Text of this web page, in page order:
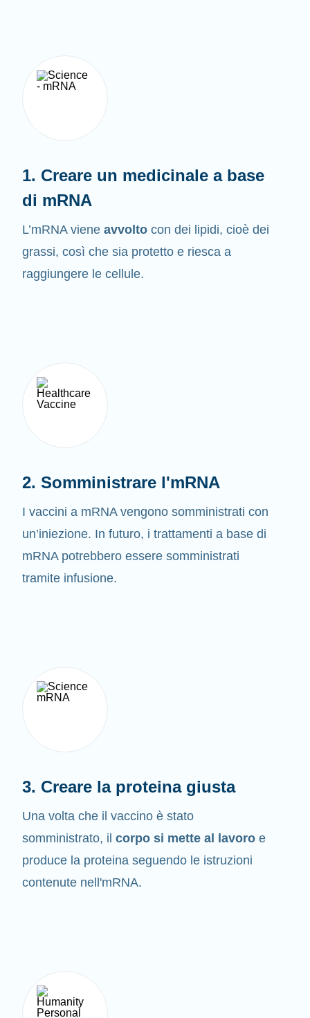
1. Creare un medicinale a base
di mRNA
L’mRNA viene avvolto con dei lipidi, cioè dei
grassi, così che sia protetto e riesca a
raggiungere le cellule.
2. Somministrare l'mRNA
I vaccini a mRNA vengono somministrati con
un’iniezione. In futuro, i trattamenti a base di
mRNA potrebbero essere somministrati
tramite infusione.
3. Creare la proteina giusta
Una volta che il vaccino è stato
somministrato, il corpo si mette al lavoro e
produce la proteina seguendo le istruzioni
contenute nell'mRNA.